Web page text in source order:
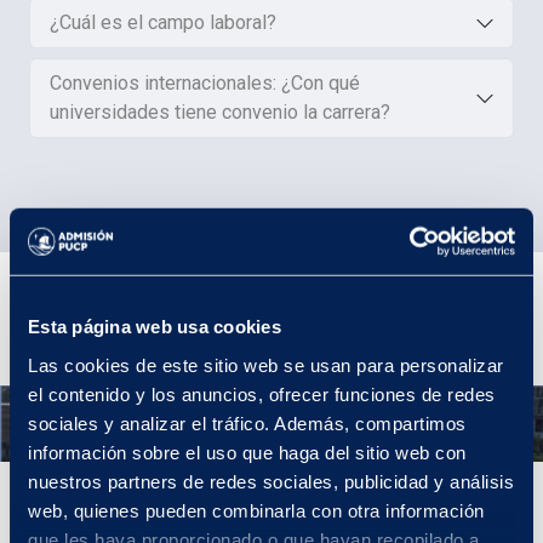
Esta página web usa cookies
Las cookies de este sitio web se usan para personalizar
el contenido y los anuncios, ofrecer funciones de redes
sociales y analizar el tráfico. Además, compartimos
información sobre el uso que haga del sitio web con
nuestros partners de redes sociales, publicidad y análisis
web, quienes pueden combinarla con otra información
¿Cuál es el campo laboral?
Convenios internacionales: ¿Con qué
universidades tiene convenio la carrera?
Plan de estudios
Año 1
Año 1